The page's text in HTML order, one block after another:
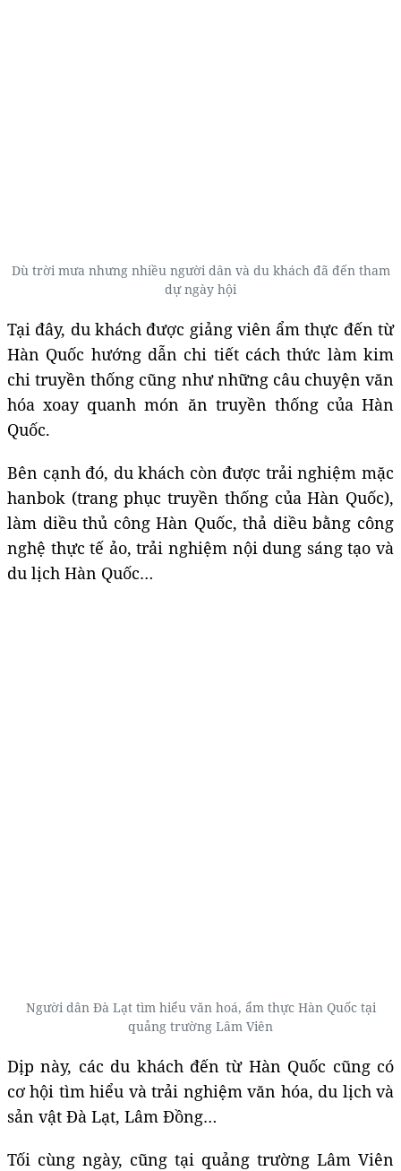
Dù trời mưa nhưng nhiều người dân và du khách đã đến tham
dự ngày hội
Tại đây, du khách được giảng viên ẩm thực đến từ
Hàn Quốc hướng dẫn chi tiết cách thức làm kim
chi truyền thống cũng như những câu chuyện văn
hóa xoay quanh món ăn truyền thống của Hàn
Quốc.
Bên cạnh đó, du khách còn được trải nghiệm mặc
hanbok (trang phục truyền thống của Hàn Quốc),
làm diều thủ công Hàn Quốc, thả diều bằng công
nghệ thực tế ảo, trải nghiệm nội dung sáng tạo và
du lịch Hàn Quốc…
Người dân Đà Lạt tìm hiểu văn hoá, ẩm thực Hàn Quốc tại
quảng trường Lâm Viên
Dịp này, các du khách đến từ Hàn Quốc cũng có
cơ hội tìm hiểu và trải nghiệm văn hóa, du lịch và
sản vật Đà Lạt, Lâm Đồng…
Tối cùng ngày, cũng tại quảng trường Lâm Viên